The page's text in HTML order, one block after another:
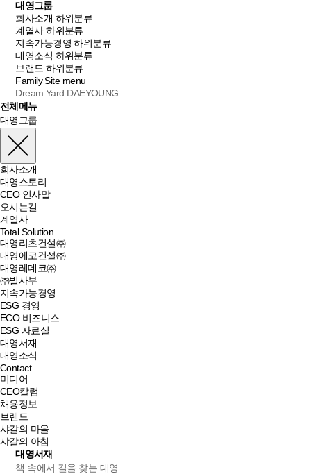
대영그룹
회사소개 하위분류
계열사 하위분류
지속가능경영 하위분류
대영소식 하위분류
브랜드 하위분류
Family Site menu
Dream Yard DAEYOUNG
전체메뉴
대영그룹
회사소개
대영스토리
CEO 인사말
오시는길
계열사
Total Solution
대영리츠건설㈜
대영에코건설㈜
대영레데코㈜
㈜빌사부
지속가능경영
ESG 경영
ECO 비즈니스
ESG 자료실
대영서재
대영소식
Contact
미디어
CEO칼럼
채용정보
브랜드
샤갈의 마을
샤갈의 아침
대영서재
책 속에서 길을 찾는 대영.